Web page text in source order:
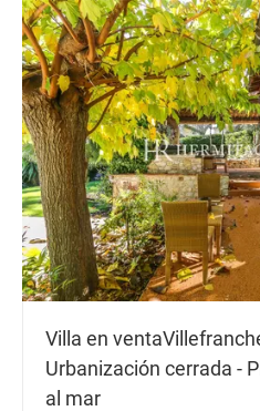
Villa en venta
Urbanización cerrada -
al mar